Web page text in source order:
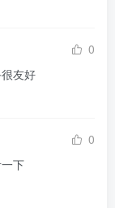
0
友好
0
下